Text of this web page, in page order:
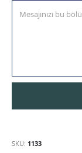
SKU: 1133